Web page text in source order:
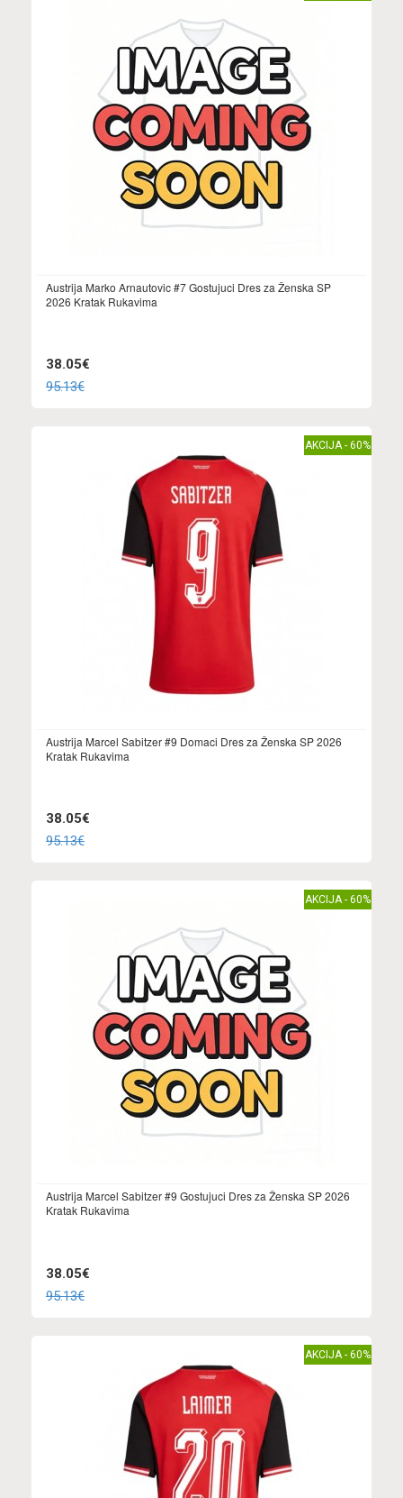
Austrija Marko Arnautovic #7 Gostujuci Dres za Ženska SP
2026 Kratak Rukavima
38.05€
95.13€
AKCIJA - 60%
Austrija Marcel Sabitzer #9 Domaci Dres za Ženska SP 2026
Kratak Rukavima
38.05€
95.13€
AKCIJA - 60%
Austrija Marcel Sabitzer #9 Gostujuci Dres za Ženska SP 2026
Kratak Rukavima
38.05€
95.13€
AKCIJA - 60%